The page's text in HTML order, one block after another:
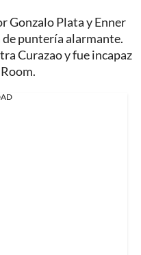
Gonzalo Plata y Enner
puntería alarmante.
Curazao y fue incapaz